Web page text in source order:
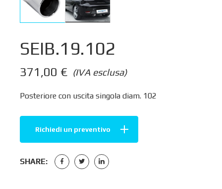
SEIB.19.102
(IVA esclusa)
371,00 €
Posteriore con uscita singola diam. 102
Richiedi un preventivo
SHARE: